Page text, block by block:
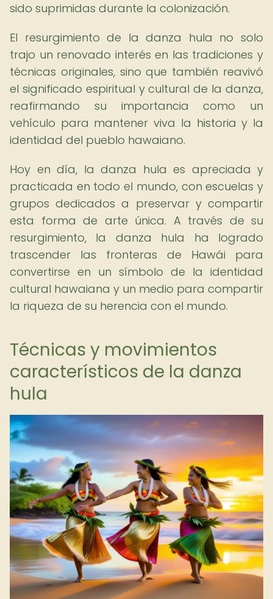
sido suprimidas durante la colonización.
El resurgimiento de la danza hula no solo
trajo un renovado interés en las tradiciones y
técnicas originales, sino que también reavivó
el significado espiritual y cultural de la danza,
reafirmando su importancia como un
vehículo para mantener viva la historia y la
identidad del pueblo hawaiano.
Hoy en día, la danza hula es apreciada y
practicada en todo el mundo, con escuelas y
grupos dedicados a preservar y compartir
esta forma de arte única. A través de su
resurgimiento, la danza hula ha logrado
trascender las fronteras de Hawái para
convertirse en un símbolo de la identidad
cultural hawaiana y un medio para compartir
la riqueza de su herencia con el mundo.
Técnicas y movimientos
característicos de la danza
hula